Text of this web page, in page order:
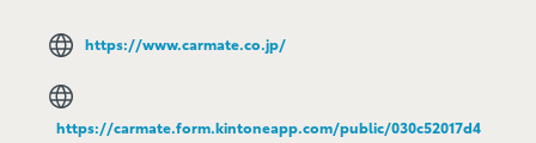
https://www.carmate.co.jp/
https://carmate.form.kintoneapp.com/public/030c52017d4